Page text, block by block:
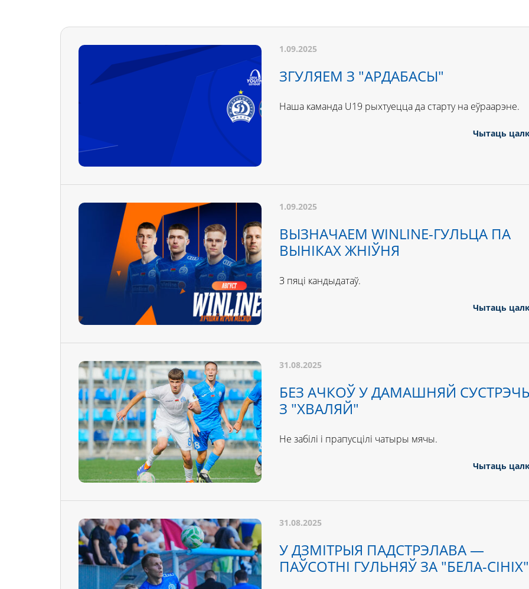
1.09.2025
ЗГУЛЯЕМ З "АРДАБАСЫ"
Наша каманда U19 рыхтуецца да старту на еўраарэне.
Чытаць
1.09.2025
ВЫЗНАЧАЕМ WINLINE-ГУЛЬЦА ПА
ВЫНІКАХ ЖНІЎНЯ
З пяці кандыдатаў.
Чытаць
31.08.2025
БЕЗ АЧКОЎ У ДАМАШНЯЙ
З "ХВАЛЯЙ"
Не забілі і прапусцілі чатыры мячы.
Чытаць
31.08.2025
У ДЗМІТРЫЯ ПАДСТРЭЛАВА —
ПАЎСОТНІ ГУЛЬНЯЎ ЗА "БЕЛА-СІНІХ"